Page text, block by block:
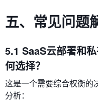
五、常见问题
5.1 SaaS云部署和
何选择？
这是一个需要综合权衡的
分析：